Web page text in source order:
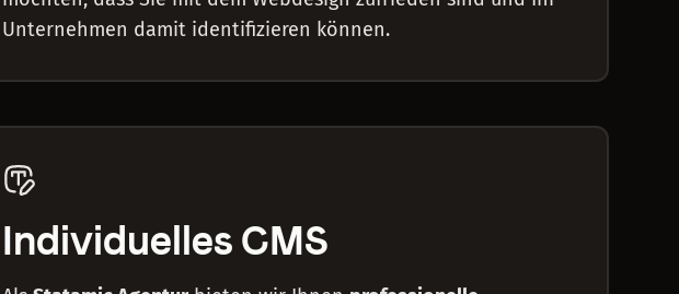
Unternehmen damit identifizieren können.
Individuelles CMS